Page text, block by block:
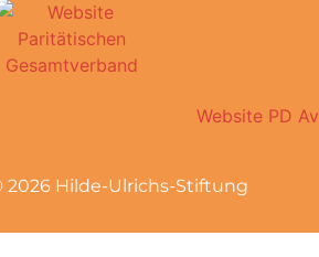
Hilde-Ulrichs-Stiftung